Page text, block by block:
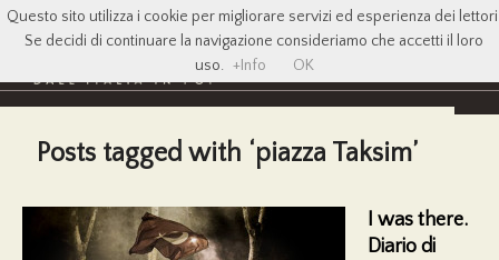
Posts tagged with ‘piazza Taksim’
I was there.
Diario di
Questo sito utilizza i cookie per migliorare servizi ed esperienza dei
Se decidi di continuare la navigazione consideriamo che accetti il loro
uso. +Info OK